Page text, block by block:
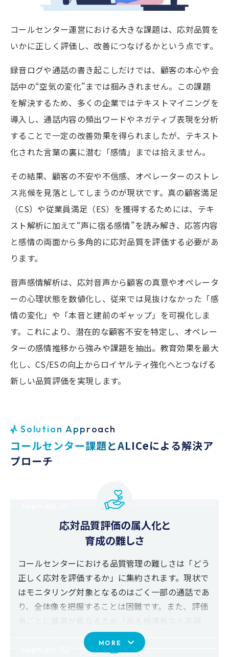
コールセンター運営における大きな課題は、応対品質を
いかに正しく評価し、改善につなげるかという点です。
録音ログや通話の書き起こしだけでは、顧客の本心や会
話中の“空気の変化”までは掴みきれません。この課題
を解決するため、多くの企業ではテキストマイニングを
導入し、通話内容の頻出ワードやネガティブ表現を分析
することで一定の改善効果を得られましたが、テキスト
化された言葉の裏に潜む「感情」までは拾えません。
その結果、顧客の不安や不信感、オペレーターのストレ
ス兆候を見落としてしまうのが現状です。真の顧客満足
（CS）や従業員満足（ES）を獲得するためには、テキ
スト解析に加えて“声に宿る感情”を読み解き、応答内容
と感情の両面から多角的に応対品質を評価する必要があ
ります。
音声感情解析は、応対音声から顧客の真意やオペレータ
ーの心理状態を数値化し、 従来では見抜けなかった「感
情の変化」や「本音と建前のギャップ」を可視化しま
す。 これにより、潜在的な顧客不安を特定し、 オペレー
ターの感情推移から強みや課題を抽出。 教育効果を最大
化し、CS/ESの向上からロイヤルティ強化へとつなげる
新しい品質評価を実現します。
Solution Approach
コールセンター課題とALICeによ る解決ア
プローチ
応対品質評価の属人化と
育成の難しさ
MORE
コールセンターにおける品質管理の難しさは「どう
正しく応対を評価するか」に集約されます。現状で
はモニタリング対象となるのはごく一部の通話であ
り、全体像を把握することは困難です。また、評価
点、別の指導者なら低評価」といった不均一さが生
じ、オペレーターにとって納得感のあるフィードバ